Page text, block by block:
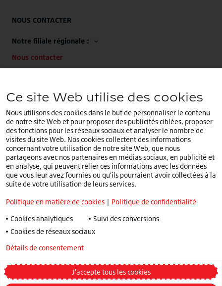
NOUS CONTACTER
Notre filiale régionale :
Nous contacter
+32 (0)2.714.67.00
Vous êtes sur le site internet France.Sélectionnez un
pays différent ou une langue différente.
FR
Politique en matière de cookies
Déclaration d’accessibilité
Ce site Web utilise des cookies
Nous utilisons des cookies dans le but de personnaliser le contenu
de notre site Web et pour proposer des publicités ciblées, proposer
des fonctions pour les réseaux sociaux et analyser le nombre de
visites du site Web. Nos cookies collectent des informations
concernant votre utilisation de notre site Web, que nous
partageons avec nos partenaires en médias sociaux, en publicité et
en analyse, qui peuvent relier ces informations avec les données
que vous leur avez fournies ou qu’ils pourraient avoir collectées à la
suite de votre utilisation de leurs services.
Politique en matière de cookies | Politique de confidentialité
Cookies analytiques
Suivi des conversions
Cookies de réseaux sociaux
J'accepte tous les cookies
Détails de consentement